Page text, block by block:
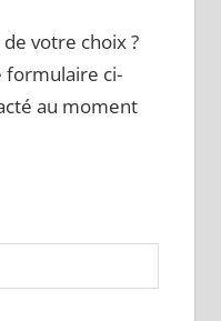
votre choix ?
formulaire ci-
au moment